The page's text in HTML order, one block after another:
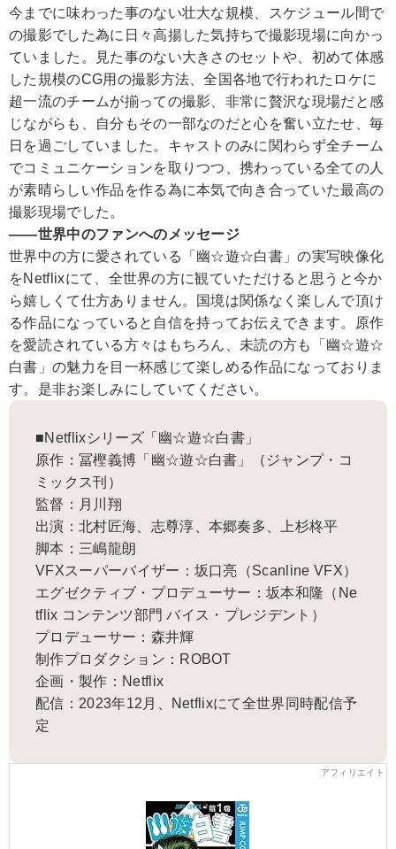
今までに味わった事のない壮大な規模、スケジュール間で
の撮影でした為に日々高揚した気持ちで撮影現場に向かっ
ていました。見た事のない大きさのセットや、初めて体感
した規模のCG用の撮影方法、全国各地で行われたロケに
超一流のチームが揃っての撮影、非常に贅沢な現場だと感
じながらも、自分もその一部なのだと心を奮い立たせ、毎
日を過ごしていました。キャストのみに関わらず全チーム
でコミュニケーションを取りつつ、携わっている全ての人
が素晴らしい作品を作る為に本気で向き合っていた最高の
撮影現場でした。
――世界中のファンへのメッセージ
世界中の方に愛されている「幽☆遊☆白書」の実写映像化
をNetflixにて、全世界の方に観ていただけると思うと今か
ら嬉しくて仕方ありません。国境は関係なく楽しんで頂け
る作品になっていると自信を持ってお伝えできます。原作
を愛読されている方々はもちろん、未読の方も「幽☆遊☆
白書」の魅力を目一杯感じて楽しめる作品になっておりま
す。是非お楽しみにしていてください。
■Netflixシリーズ「幽☆遊☆白書」
原作：冨樫義博「幽☆遊☆白書」（ジャンプ・コ
ミックス刊）
監督：月川翔
出演：北村匠海、志尊淳、本郷奏多、上杉柊平
脚本：三嶋龍朗
VFXスーパーバイザー：坂口亮（Scanline VFX）
エグゼクティブ・プロデューサー：坂本和隆（Ne
tflix コンテンツ部門 バイス・プレジデント）
プロデューサー：森井輝
制作プロダクション：ROBOT
企画・製作：Netflix
配信：2023年12月、Netflixにて全世界同時配信予
定